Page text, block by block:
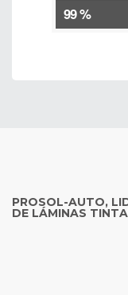
99 %
PROSOL-AUTO,
DE LÁMINAS